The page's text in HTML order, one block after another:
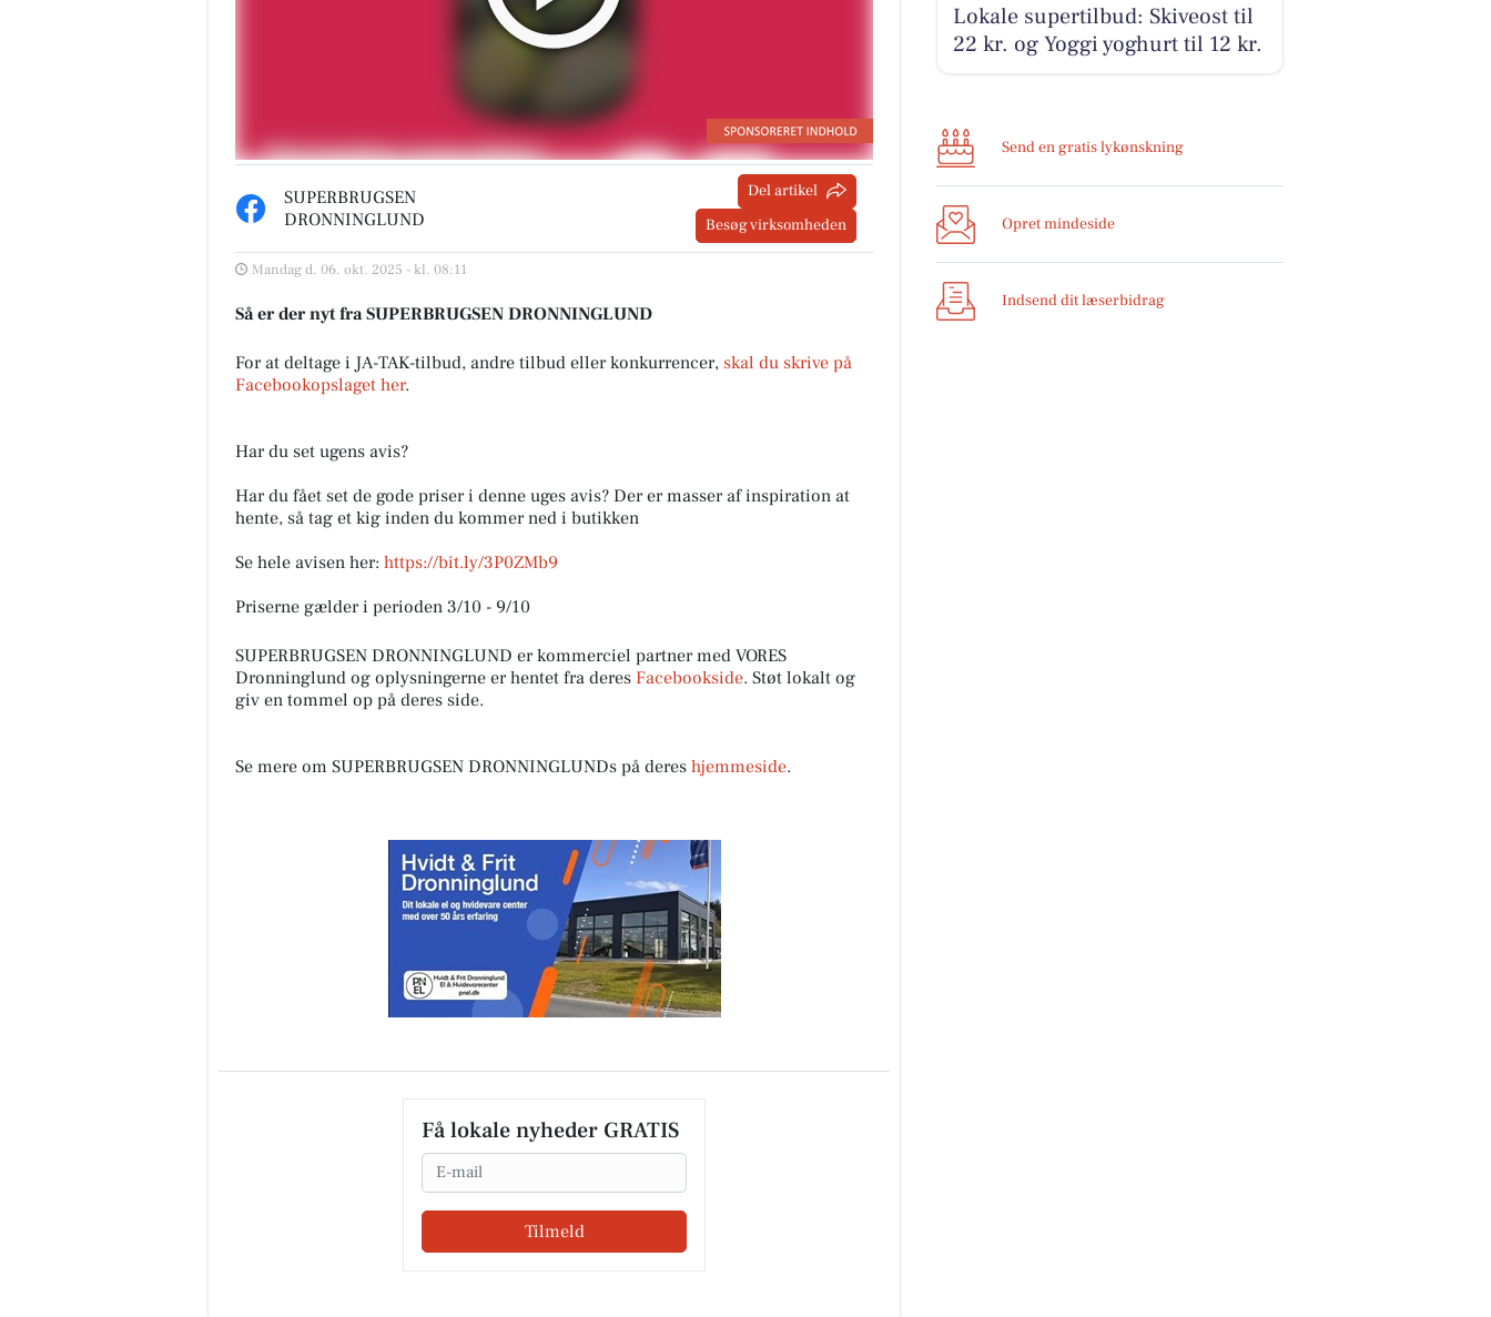
SUPERBRUGSEN
DRONNINGLUND
Del artikel
Besøg virksomheden
Mandag d. 06. okt. 2025 - kl. 08:11
Så er der nyt fra SUPERBRUGSEN DRONNINGLUND
For at deltage i JA-TAK-tilbud, andre tilbud eller konkurrencer, skal du skrive på
Facebookopslaget her.
Har du set ugens avis?
Har du fået set de gode priser i denne uges avis? Der er masser af inspiration at
hente, så tag et kig inden du kommer ned i butikken
Se hele avisen her: https://bit.ly/3P0ZMb9
Priserne gælder i perioden 3/10 - 9/10
SUPERBRUGSEN DRONNINGLUND er kommerciel partner med VORES
Dronninglund og oplysningerne er hentet fra deres Facebookside. Støt lokalt og
giv en tommel op på deres side.
Se mere om SUPERBRUGSEN DRONNINGLUNDs på deres hjemmeside.
Få lokale nyheder GRATIS
Email
Tilmeld
Lokale supertilbud: Skiveost til
22 kr. og Yoggi yoghurt til 12 kr.
Send en gratis lykønskning
Opret mindeside
Indsend dit læserbidrag